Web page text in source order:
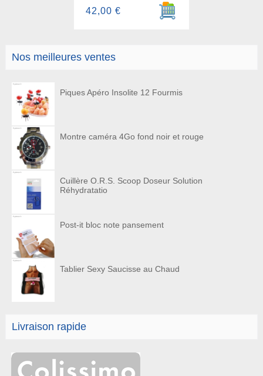
Nos meilleures ventes
Piques Apéro Insolite 12 Fourmis
Montre caméra 4Go fond noir et rouge
Cuillère O.R.S. Scoop Doseur Solution
Réhydratatio
Post-it bloc note pansement
Tablier Sexy Saucisse au Chaud
Livraison rapide
Ajouter au panier
42,00 €